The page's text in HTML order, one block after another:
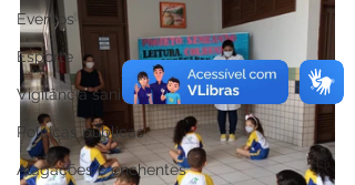
Eventos
Esporte
Vigilância sanitária
Políticas públicas
Alagações e enchentes